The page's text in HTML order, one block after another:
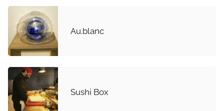
Au.blanc
Sushi Box